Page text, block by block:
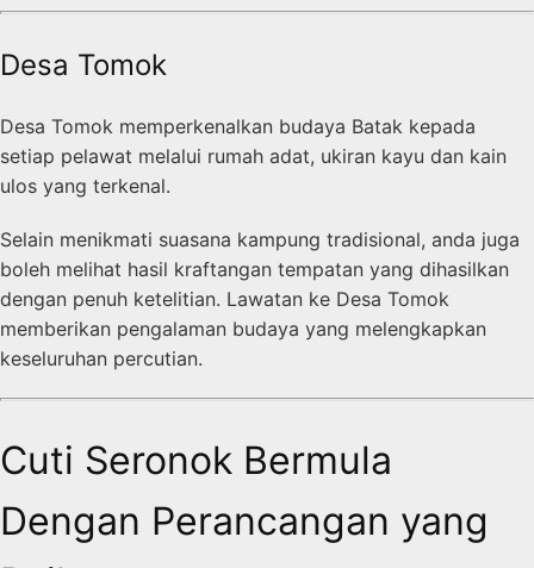
Desa Tomok
Desa Tomok memperkenalkan budaya Batak kepada
setiap pelawat melalui rumah adat, ukiran kayu dan kain
ulos yang terkenal.
Selain menikmati suasana kampung tradisional, anda juga
boleh melihat hasil kraftangan tempatan yang dihasilkan
dengan penuh ketelitian. Lawatan ke Desa Tomok
memberikan pengalaman budaya yang melengkapkan
keseluruhan percutian.
Cuti Seronok Bermula
Dengan Perancangan yang